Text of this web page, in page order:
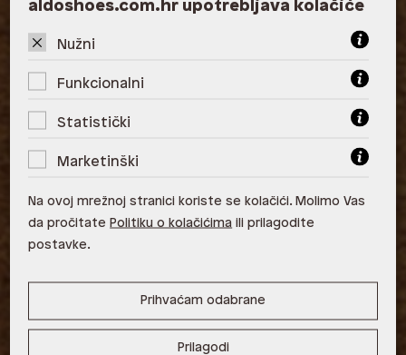
ALDO, City Center One West
10000 Zagreb
ALDO, Arena Centar 10020 Zagreb
ALDO, Mall of Split Split
ALDO, City Center One Split 21000
ALDO, Tower Centar 51000 Rijeka
aldoshoes.com.hr upotrebljava kolačiće
Nužni
Funkcionalni
Statistički
Marketinški
Na ovoj mrežnoj stranici koriste se kolačići. Molimo Vas
da pročitate Politiku o kolačićima ili prilagodite
postavke.
Prihvaćam odabrane
Prilagodi